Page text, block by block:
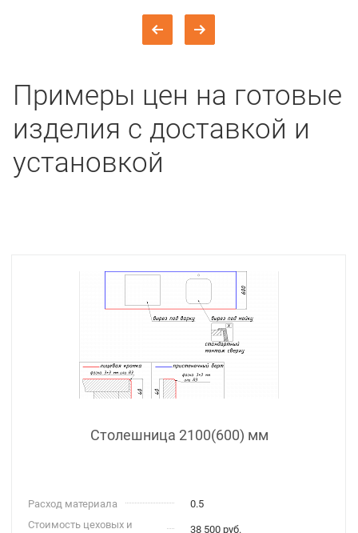
Примеры цен на готовые
изделия с доставкой и
установкой
Столешница 2100(600) мм
Расход материала
0.5
Стоимость цеховых и
38 500 руб.